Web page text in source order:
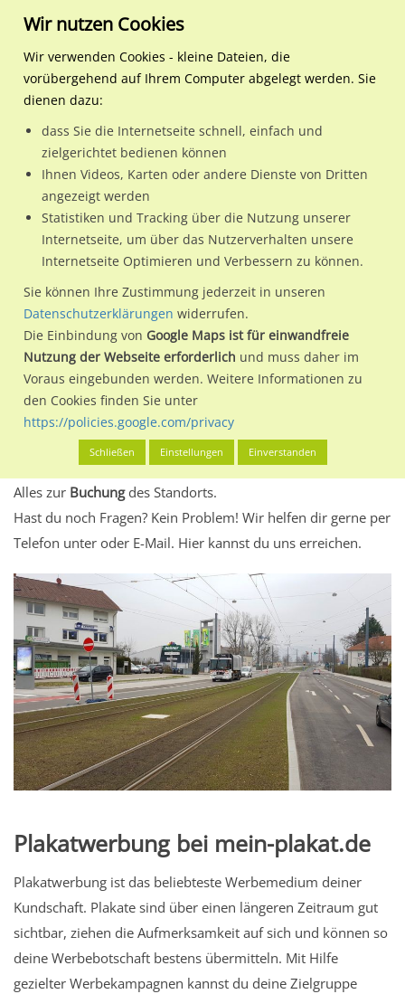
Regionale Plakatwerbung Baden-Württemberg
Heidelberg, Stadt
Eppelheimer Str. 78 geg.
69123 / Heidelberg, Stadt / Pfaffengrund
Nutze günstige Werbemöglichkeiten am Standort
Eppelheimer Str. 78 geg. Am Markt/We.li.im Ortsteil
Pfaffengrund)in Heidelberg, Stadt.
Wir erheben für jede unserer Werbeflächen individuelle und
aktuelleStandortinformationenundLeistungswerte. Damit
kannst du dich schon vor der Buchung im Detail über den
Standort, seine Reichweite und Werbewirkung sowie
eventuelle Beschränkungen in den zugelassenen
Werbeinhalten informieren.
Alles klar? Dann findest du direkt im unteren Teil dieser Seite
Alles zur Buchungdes Standorts.
Hast du noch Fragen? Kein Problem! Wir helfen dir gerne per
Telefon unter oder E-Mail. Hier kannst du uns erreichen.
Plakatwerbung bei mein-plakat.de
Plakatwerbung ist das beliebteste Werbemedium deiner
Kundschaft. Plakate sind über einen längeren Zeitraum gut
sichtbar, ziehen die Aufmerksamkeit auf sich und können so
deine Werbebotschaft bestens übermitteln. Mit Hilfe
gezielter Werbekampagnen kannst du deine Zielgruppe
Wir nutzen Cookies
Wir verwenden Cookies - kleine Dateien, die
vorübergehend auf Ihrem Computer abgelegt werden. Sie
dienen dazu:
dass Sie die Internetseite schnell, einfach und
zielgerichtet bedienen können
Ihnen Videos, Karten oder andere Dienste von Dritten
angezeigt werden
Statistiken und Tracking über die Nutzung unserer
Internetseite, um über das Nutzerverhalten unsere
Internetseite Optimieren und Verbessern zu können.
Sie können Ihre Zustimmung jederzeit in unseren
Datenschutzerklärungen widerrufen.
Die Einbindung von Google Maps ist für einwandfreie
Nutzung der Webseite erforderlich und muss daher im
Voraus eingebunden werden. Weitere Informationen zu
den Cookies finden Sie unter
https://policies.google.com/privacy
Schließen Einstellungen Einverstanden